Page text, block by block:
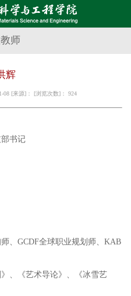
师
辉
08 [来源]： [浏览次数]： 924
书记
、GCDF全球职业规划师、KAB
、《艺术导论》、《冰雪艺